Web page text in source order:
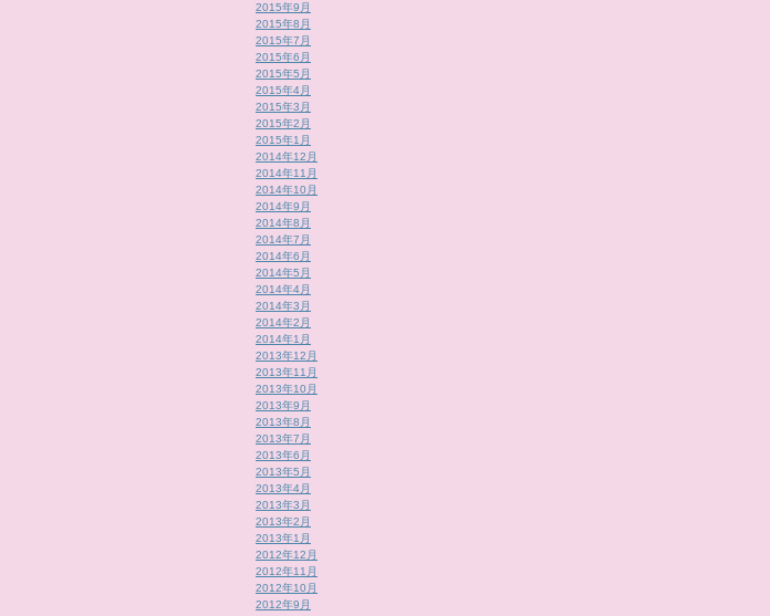
2015年9月
2015年8月
2015年7月
2015年6月
2015年5月
2015年4月
2015年3月
2015年2月
2015年1月
2014年12月
2014年11月
2014年10月
2014年9月
2014年8月
2014年7月
2014年6月
2014年5月
2014年4月
2014年3月
2014年2月
2014年1月
2013年12月
2013年11月
2013年10月
2013年9月
2013年8月
2013年7月
2013年6月
2013年5月
2013年4月
2013年3月
2013年2月
2013年1月
2012年12月
2012年11月
2012年10月
2012年9月